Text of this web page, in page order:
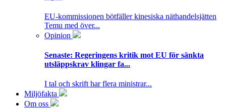
EU-kommissionen bötfäller kinesiska näthandelsjätten
Temu med över...
Opinion
Senaste: Regeringens kritik mot EU för sänkta
utsläppskrav klingar fa...
I tal och skrift har flera ministrar...
Miljöfakta
Om oss